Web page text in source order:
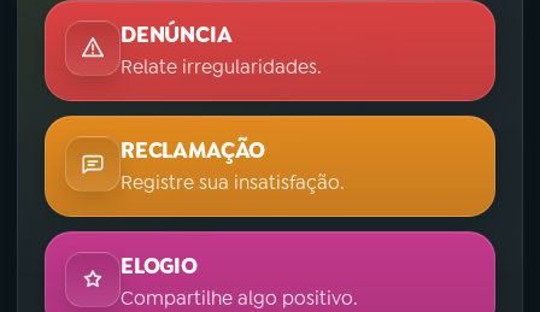
DENÚNCIA
Relate irregularidades.
RECLAMAÇÃO
Registre sua insatisfação.
ELOGIO
Compartilhe algo positivo.